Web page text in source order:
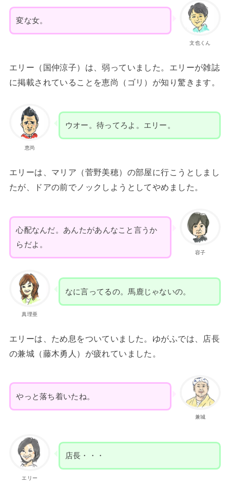
文也くん
変な女。
エリー（国仲涼子）は、弱っていました。エリーが雑誌
に掲載されていることを恵尚（ゴリ）が知り驚きます。
恵尚
ウオー。待ってろよ。エリー。
エリーは、マリア（菅野美穂）の部屋に行こうとしまし
たが、ドアの前でノックしようとしてやめました。
容子
心配なんだ。あんたがあんなこと言うか
らだよ。
真理亜
なに言ってるの。馬鹿じゃないの。
エリーは、ため息をついていました。ゆがふでは、店長
の兼城（藤木勇人）が疲れていました。
兼城
やっと落ち着いたね。
エリー
店長・・・